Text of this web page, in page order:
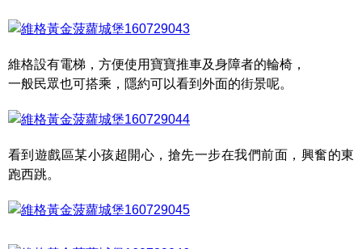
維格設有電梯，方便使用寶寶推車及身障者的輪椅，
一般民眾也可搭乘，隱約可以看到外面的街景呢。
看到遊戲區某小孩超開心，搶先一步在我們前面，興奮的東
跑西跳。